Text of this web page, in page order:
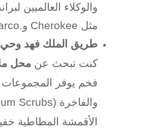
والوكلاء العالميين
مثل Cherokee و
طريق الملك فهد وحي
كنت تبحث عن محل
فخم يوفر المجموعات
والفاخرة Scrubs)
الأقمشة المطاطية